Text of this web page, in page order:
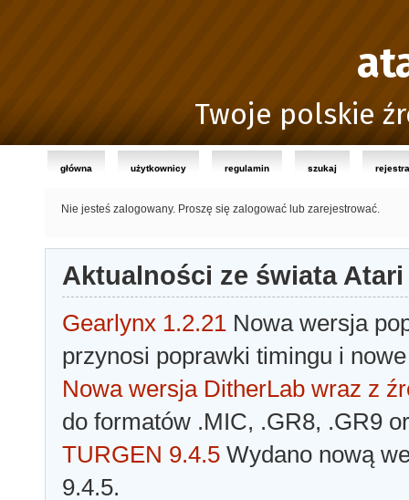
Twoje polskie
główna użytkownicy regulamin szukaj
Nie jesteś zalogowany. Proszę się zalogować lub zarejestrować.
Aktualności ze świata Atari
Gearlynx 1.2.21 Nowa wersja
przynosi poprawki timingu i
Nowa wersja DitherLab wraz z
do formatów .MIC, .GR8, .GR9
TURGEN 9.4.5 Wydano nową
9.4.5.